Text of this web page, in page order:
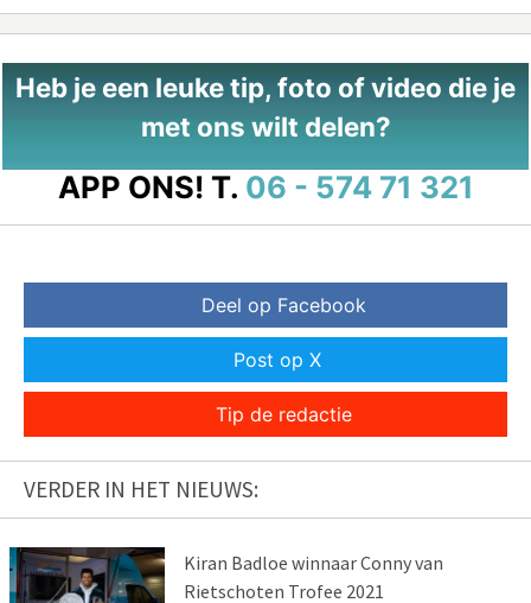
Heb je een leuke tip, foto of video die je
met ons wilt delen?
APP ONS! T. 06 - 574 71 321
Deel op Facebook
Post op X
Tip de redactie
VERDER IN HET NIEUWS:
Kiran Badloe winnaar Conny van
Rietschoten Trofee 2021